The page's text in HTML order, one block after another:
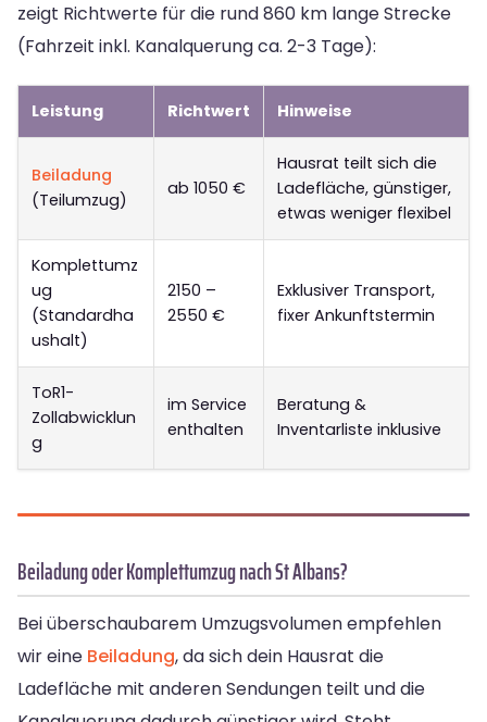
zeigt Richtwerte für die rund 860 km lange Strecke
(Fahrzeit inkl. Kanalquerung ca. 2-3 Tage):
Leistung Richtwert Hinweise
Beiladung
(Teilumzug)
ab 1050 €
Hausrat teilt sich die
Ladefläche, günstiger,
etwas weniger flexibel
Komplettumz
ug
(Standardha
ushalt)
2150 –
2550 €
Exklusiver Transport,
fixer Ankunftstermin
ToR1-
Zollabwicklun
g
im Service
enthalten
Beratung &
Inventarliste inklusive
Beiladung oder Komplettumzug nach St Albans?
Bei überschaubarem Umzugsvolumen empfehlen
wir eine Beiladung, da sich dein Hausrat die
Ladefläche mit anderen Sendungen teilt und die